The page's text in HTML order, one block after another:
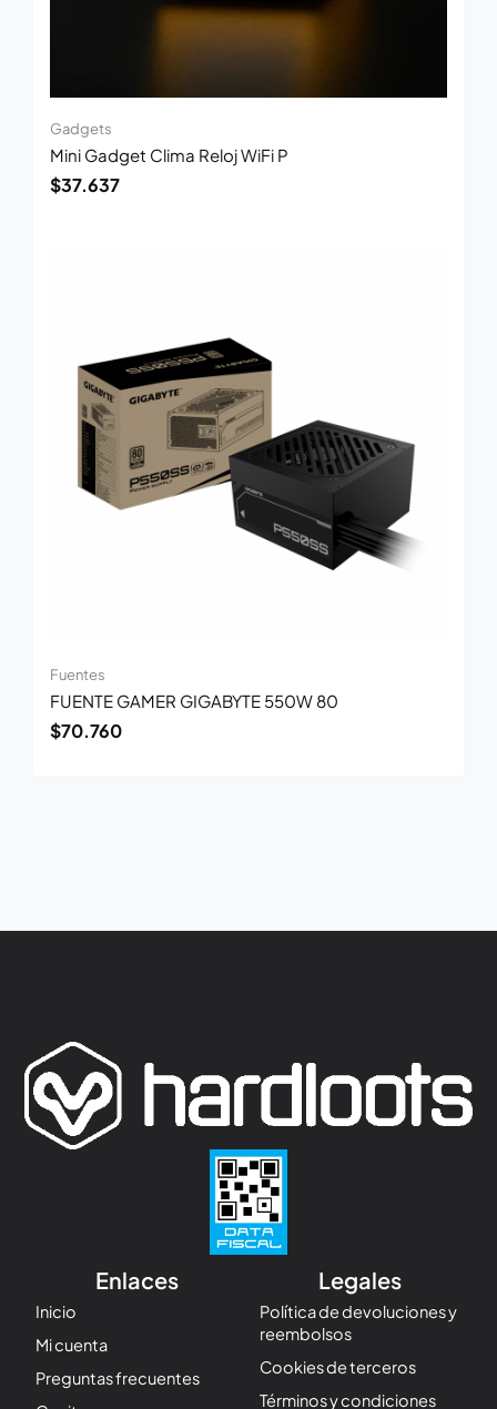
Gadgets
Mini Gadget Clima Reloj WiFi P
$37.637
Fuentes
FUENTE GAMER GIGABYTE 550W 80
$70.760
Enlaces
Inicio
Mi cuenta
Preguntas frecuentes
Legales
Política de devoluciones y
reembolsos
Cookies de terceros
Términos y condiciones